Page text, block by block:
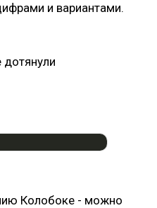
и вариантами.
Колобоке - можно